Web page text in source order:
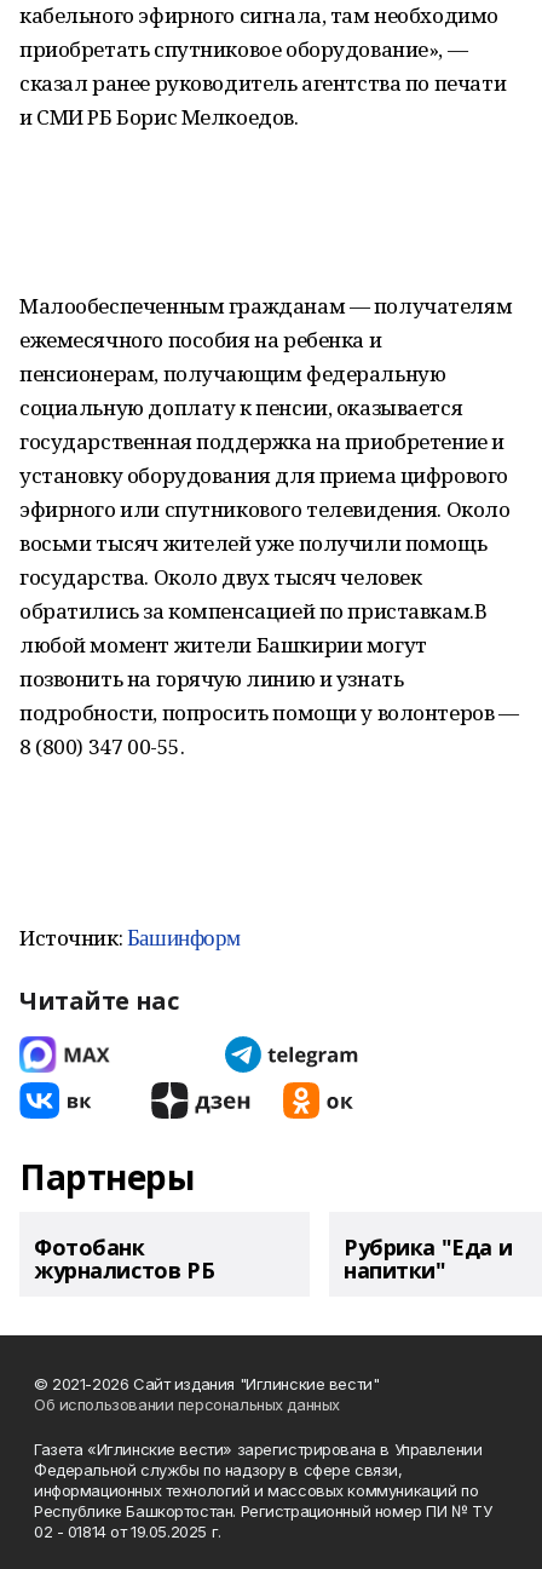
кабельного эфирного сигнала, там необходимо
приобретать спутниковое оборудование», —
сказал ранее руководитель агентства по печати
и СМИ РБ Борис Мелкоедов.
Малообеспеченным гражданам — получателям
ежемесячного пособия на ребенка и
пенсионерам, получающим федеральную
социальную доплату к пенсии, оказывается
государственная поддержка на приобретение и
установку оборудования для приема цифрового
эфирного или спутникового телевидения. Около
восьми тысяч жителей уже получили помощь
государства. Около двух тысяч человек
обратились за компенсацией по приставкам.В
любой момент жители Башкирии могут
позвонить на горячую линию и узнать
подробности, попросить помощи у волонтеров —
8 (800) 347 00-55.
Источник:Башинформ
Читайте нас
Партнеры
Фотобанк
журналистов РБ
Рубрика "Еда и
напитки"
© 2021-2026 Сайт издания "Иглинские вести"
Об использовании персональных данных
Газета «Иглинские вести» зарегистрирована в Управлении
Федеральной службы по надзору в сфере связи,
информационных технологий и массовых коммуникаций по
Республике Башкортостан. Регистрационный номер ПИ № ТУ
02 - 01814 от 19.05.2025 г.